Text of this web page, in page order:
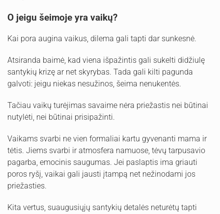
O jeigu šeimoje yra vaikų?
Kai pora augina vaikus, dilema gali tapti dar sunkesnė.
Atsiranda baimė, kad viena išpažintis gali sukelti didžiulę
santykių krizę ar net skyrybas. Tada gali kilti pagunda
galvoti: jeigu niekas nesužinos, šeima nenukentės.
Tačiau vaikų turėjimas savaime nėra priežastis nei būtinai
nutylėti, nei būtinai prisipažinti.
Vaikams svarbi ne vien formaliai kartu gyvenanti mama ir
tėtis. Jiems svarbi ir atmosfera namuose, tėvų tarpusavio
pagarba, emocinis saugumas. Jei paslaptis ima griauti
poros ryšį, vaikai gali jausti įtampą net nežinodami jos
priežasties.
Kita vertus, suaugusiųjų santykių detalės neturėtų tapti